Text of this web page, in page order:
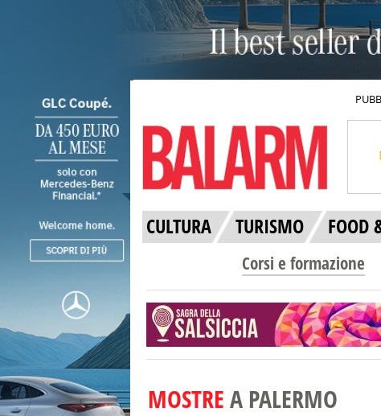
CULTURA TURISMO FOOD
Corsi e formazione
MOSTREA PALERMO